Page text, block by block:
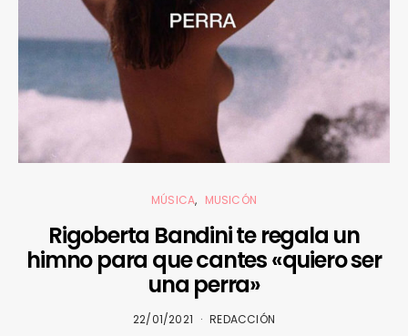
MÚSICA MUSICÓN
Rigoberta Bandini te regala un
himno para que cantes «quiero ser
una perra»
22/01/2021 REDACCIÓN